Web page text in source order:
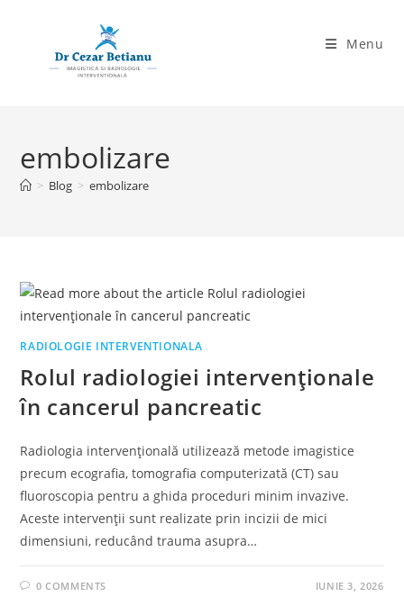
Menu
embolizare
> Blog > embolizare
RADIOLOGIE INTERVENTIONALA
Rolul radiologiei intervenționale
în cancerul pancreatic
Radiologia intervențională utilizează metode imagistice
precum ecografia, tomografia computerizată (CT) sau
fluoroscopia pentru a ghida proceduri minim invazive.
Aceste intervenții sunt realizate prin incizii de mici
dimensiuni, reducând trauma asupra…
0 COMMENTS IUNIE 3, 2026